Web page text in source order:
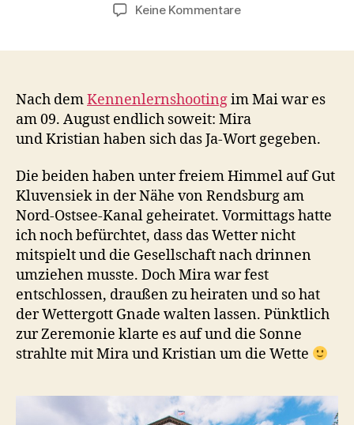
Keine Kommentarezu
Nach demKennenlernshootingim Mai war es
am 09. August endlich soweit: Mira
und Kristian haben sich das Ja-Wort gegeben.
Die beiden haben unter freiem Himmel auf Gut
Kluvensiek in der Nähe von Rendsburg am
Nord-Ostsee-Kanal geheiratet. Vormittags hatte
ich noch befürchtet, dass das Wetter nicht
mitspielt und die Gesellschaft nach drinnen
umziehen musste. Doch Mira war fest
entschlossen, draußen zu heiraten und so hat
der Wettergott Gnade walten lassen. Pünktlich
zur Zeremonie klarte es auf und die Sonne
strahlte mit Mira und Kristian um die Wette